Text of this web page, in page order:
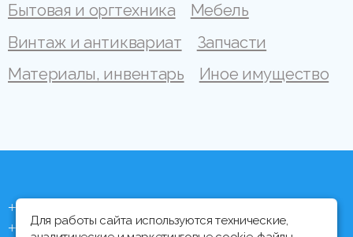
Бытовая и оргтехника
Мебель
Винтаж и антиквариат
Запчасти
Материалы, инвентарь
Иное имущество
+375 (44) 704 92 06
+375 (17) 373 21 33
Для работы сайта используются технические,